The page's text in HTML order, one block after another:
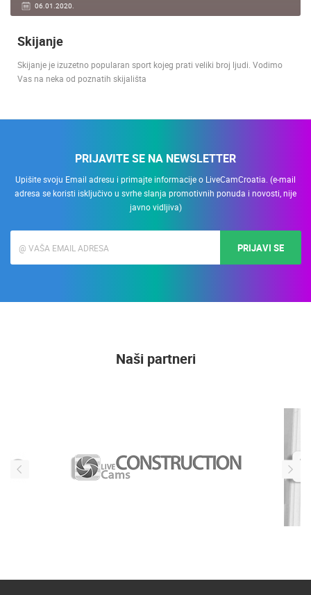
06.01.2020.
Skijanje
Skijanje je izuzetno popularan sport kojeg prati veliki broj ljudi. Vodimo
Vas na neka od poznatih skijališta
PRIJAVITE SE NA NEWSLETTER
Upišite svoju Email adresu i primajte informacije o LiveCamCroatia. (e-mail
adresa se koristi isključivo u svrhe slanja promotivnih ponuda i novosti, nije
javno vidljiva)
PRIJAVI SE
Naši partneri